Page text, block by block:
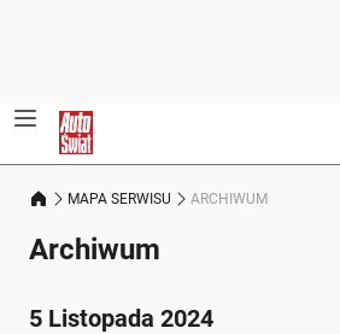
MAPA SERWISU ARCHIWUM
Archiwum
5 Listopada 2024